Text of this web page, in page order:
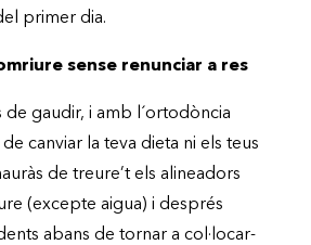
primer dia.
sense renunciar a res
de gaudir, i amb l´ortodòncia
canviar la teva dieta ni els teus
de treure’t els alineadors
(excepte aigua) i després
abans de tornar a col·locar-